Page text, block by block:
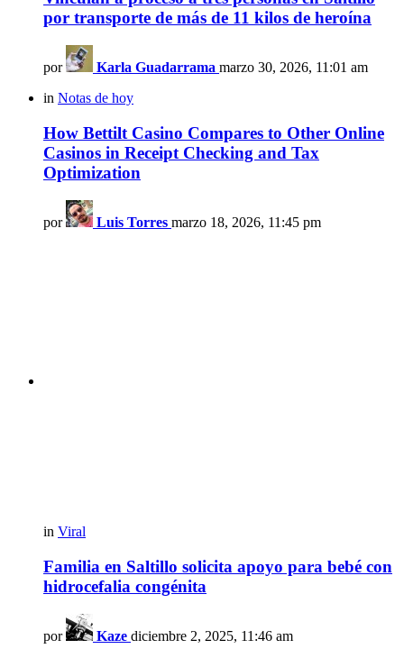
por transporte de más de 11 kilos de heroína
por Karla Guadarrama marzo 30, 2026, 11:01 am
in Notas de hoy
How Bettilt Casino Compares to Other Online
Casinos in Receipt Checking and Tax
Optimization
por Luis Torres marzo 18, 2026, 11:45 pm
in Viral
Familia en Saltillo solicita apoyo para bebé con
hidrocefalia congénita
por Kaze diciembre 2, 2025, 11:46 am